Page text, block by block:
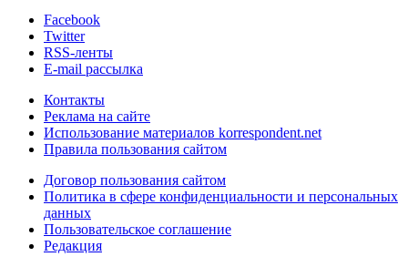
Facebook
Twitter
RSS-ленты
E-mail рассылка
Контакты
Реклама на сайте
Использование материалов korrespondent.net
Правила пользования сайтом
Договор пользования сайтом
Политика в сфере конфиденциальности и персональных
данных
Пользовательское соглашение
Редакция